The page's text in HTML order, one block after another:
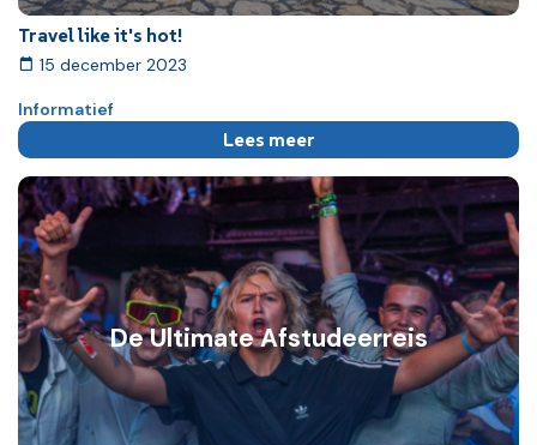
Travel like it's hot!
15 december 2023
Informatief
Lees meer
De Ultimate Afstudeerreis